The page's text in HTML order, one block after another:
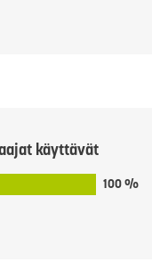
käyttävät
100 %